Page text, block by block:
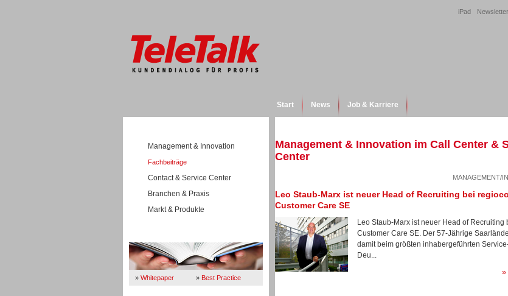
Newsletter
iPad
Start News Job & Karriere
Management & Innovation
Fachbeiträge
Contact & Service Center
Branchen & Praxis
Markt & Produkte
» Whitepaper » Best Practice
Management & Innovation im Call Center &
Center
MANAGEMENT/
Leo Staub-Marx ist neuer Head of Recruiting bei
Customer Care SE
Leo Staub-Marx ist neuer Head of Recruiting
Customer Care SE. Der 57-Jährige
damit beim größten inhabergeführten
Deu...
»